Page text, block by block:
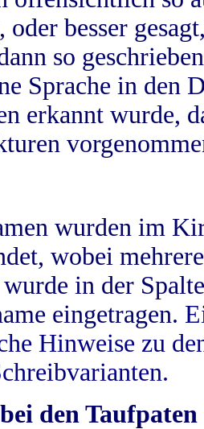
oder besser
so
Sprache in
erkannt wurde,
wurden im
wobei
in der
eingetragen.
Hinweise zu
den Taufpaten